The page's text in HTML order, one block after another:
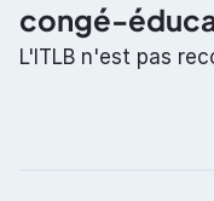
congé-
L'ITLB n'est pas